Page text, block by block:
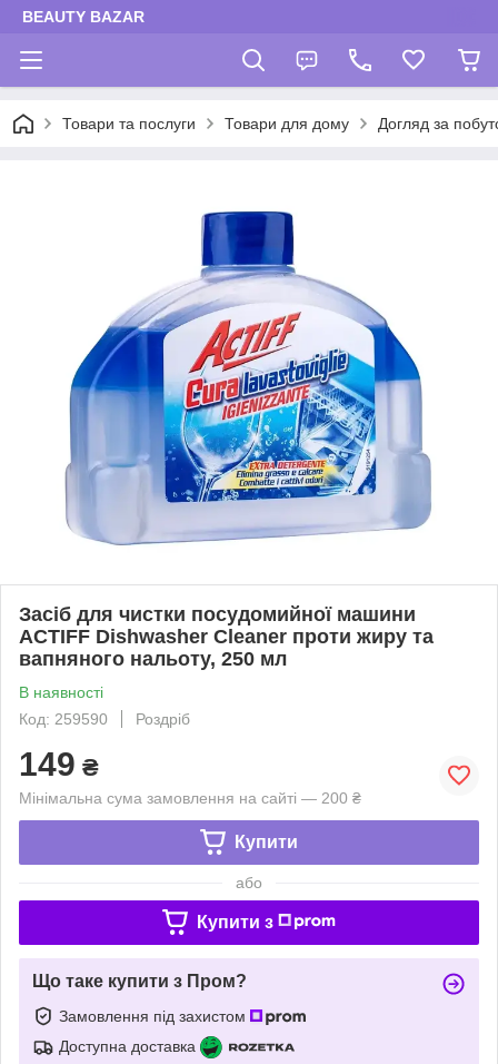
BEAUTY BAZAR
Товари та послуги Товари для дому Догляд за
Засіб для чистки посудомийної машини
ACTIFF Dishwasher Cleaner проти жиру та
вапняного нальоту, 250 мл
В наявності
Код: 259590
Роздріб
149 ₴
Мінімальна сума замовлення на сайті — 200 ₴
Купити
або
Купити з
Що таке купити з Пром?
Замовлення під захистом
Доступна доставка